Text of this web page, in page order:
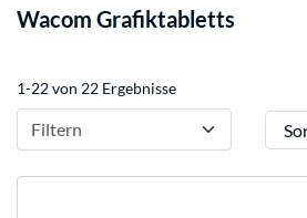
Wacom Grafiktabletts
1-22 von 22 Ergebnisse
Filtern